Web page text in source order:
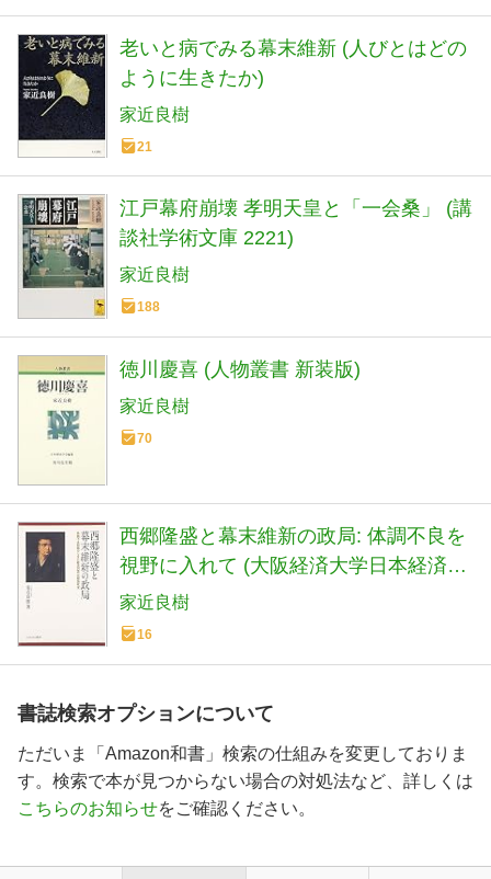
老いと病でみる幕末維新 (人びとはどの
ように生きたか)
家近良樹
21
江戸幕府崩壊 孝明天皇と「一会桑」 (講
談社学術文庫 2221)
家近良樹
188
徳川慶喜 (人物叢書 新装版)
家近良樹
70
西郷隆盛と幕末維新の政局: 体調不良を
視野に入れて (大阪経済大学日本経済史
研究所研究叢書 第 19冊)
家近良樹
16
書誌検索オプションについて
ただいま「Amazon和書」検索の仕組みを変更しておりま
す。検索で本が見つからない場合の対処法など、詳しくは
こちらのお知らせをご確認ください。